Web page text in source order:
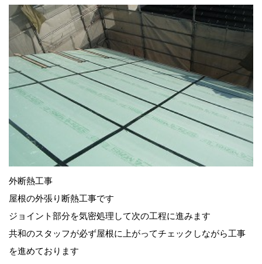
外断熱工事
屋根の外張り断熱工事です
ジョイント部分を気密処理して次の工程に進みます
共和のスタッフが必ず屋根に上がってチェックしながら工事
を進めております